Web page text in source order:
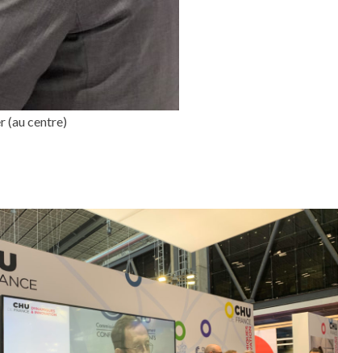
(au centre)